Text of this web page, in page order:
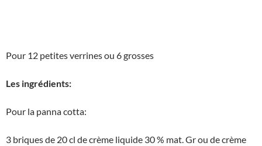
Pour 12 petites verrines ou 6 grosses
Les ingrédients:
Pour la panna cotta:
3 briques de 20 cl de crème liquide 30 % mat. Gr ou de crème